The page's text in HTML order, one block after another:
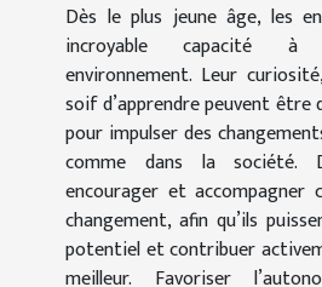
Dès le plus jeune âge, les
incroyable capacité à
environnement. Leur
soif d’apprendre peuvent être
pour impulser des
comme dans la société.
encourager et accompagner
changement, afin qu’ils
potentiel et contribuer
meilleur. Favoriser